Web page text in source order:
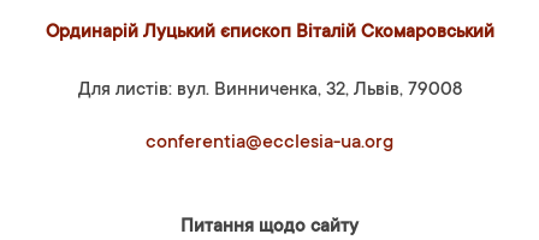
Ординарій Луцький єпископ Віталій Скомаровський
Для листів: вул. Винниченка, 32, Львів, 79008
conferentia@ecclesia-ua.org
Питання щодо сайту